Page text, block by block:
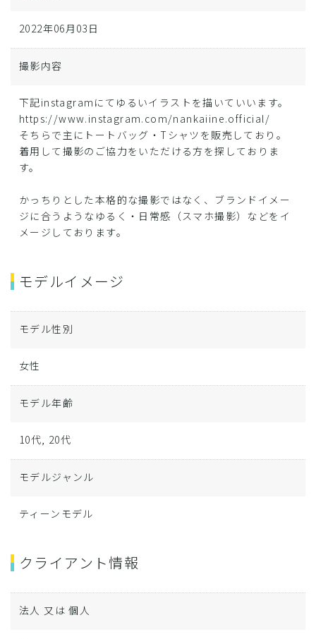
2022年06月03日
撮影内容
下記instagramにてゆるいイラストを描いていいます。
https://www.instagram.com/nankaiine.official/
そちらで主にトートバッグ・Tシャツを販売しており。
着用して撮影のご協力をいただける方を探しておりま
す。
かっちりとした本格的な撮影ではなく、ブランドイメー
ジに合うようなゆるく・日常感（スマホ撮影）などをイ
メージしております。
モデルイメージ
モデル性別
女性
モデル年齢
10代, 20代
モデルジャンル
ティーンモデル
クライアント情報
法人 又は 個人